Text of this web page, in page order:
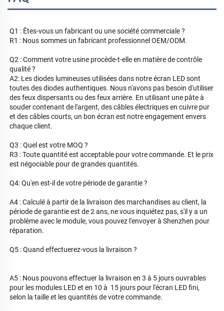
Q1 : Êtes-vous un fabricant ou une société commerciale ?
R1 : Nous sommes un fabricant professionnel OEM/ODM.
Q2 : Comment votre usine procède-t-elle en matière de contrôle
qualité ?
A2: Les diodes lumineuses utilisées dans notre écran LED sont
toutes des diodes authentiques. Nous n'avons pas besoin d'utiliser
des feux dispersants ou des feux arrière. En utilisant une pâte à
souder contenant de l'argent, des câbles électriques en cuivre pur
et des câbles courts, un bon écran est notre engagement envers
chaque client.
Q3 : Quel est votre MOQ ?
R3 : Toute quantité est acceptable pour votre commande. Et le prix
est négociable pour de grandes quantités.
Q4: Qu'en est-il de votre période de garantie ?
A4 : Calculé à partir de la livraison des marchandises au client, la
période de garantie est de 2 ans, ne vous inquiétez pas, s'il y a un
problème avec le module, vous pouvez l'envoyer à Shenzhen pour
réparation.
Q5 : Quand effectuerez-vous la livraison ?
A5 : Nous pouvons effectuer la livraison en 3 à 5 jours ouvrables
pour les modules LED et en 10 à 15 jours pour l'écran LED fini,
selon la taille et les quantités de votre commande.